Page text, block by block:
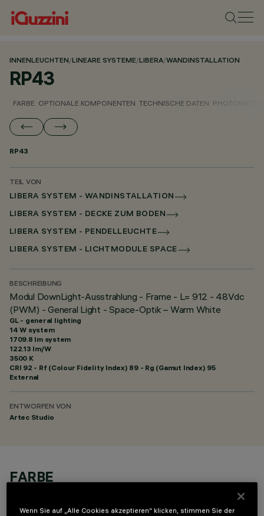
INNENLEUCHTEN/LINEARE SYSTEME/LIBERA/WANDINSTALLATION
RP43
FARBE OPTIONALE KOMPONENTEN TECHNISCHE DATEN
RP43
TEIL VON
LIBERA SYSTEM - WANDINSTALLATION
LIBERA SYSTEM - DECKE ZUM BODEN
LIBERA SYSTEM - PENDELLEUCHTE
LIBERA SYSTEM - LICHTMODULE SPACE
BESCHREIBUNG
Modul DownLight-Ausstrahlung - Frame - L= 912 - 48Vdc
(PWM) - General Light - Space-Optik – Warm White
GL - general lighting
14 W system
1709.8 lm system
122.13 lm/W
3500 K
CRI 92 - Rf (Colour Fidelity Index) 89 - Rg (Gamut Index) 95
External
ENTWORFEN VON
Artec Studio
FARBE
Wenn Sie auf „Alle Cookies akzeptieren“ klicken, stimmen Sie der